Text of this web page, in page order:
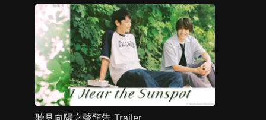
聽見向陽之聲預告 Trailer